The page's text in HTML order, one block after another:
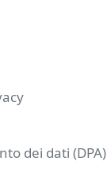
dei dati (DPA)